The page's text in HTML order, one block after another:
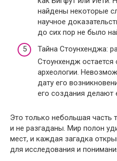
найдены некоторые
научное
до сих пор не было
Тайна Стоунхенджа:
Стоунхендж
археологии.
дату его
его создания делают
Это только небольшая часть
и не разгаданы. Мир полон
мест, и каждая загадка
для исследования и